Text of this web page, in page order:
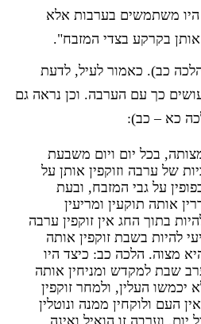
משתמשים בערבות אלא
בקרקע בצדי המזבח".
כב). כאמור לעיל, לדעת
כך עם הערבה. וכן נראה גם
כא – כב):
בכל יום ויום משבעת
של ערבה וזוקפין אותן על
על גבי המזבח, ובעת
אותה תוקעין ומריעין
בתוך החג אין זוקפין ערבה
להיות בשבת זוקפין אותה
מצוה. הלכה כב: כיצד היו
שבת למקדש ומניחין אותה
יכמשו העלין, ולמחר זוקפין
העם ולוקחין ממנה ונוטלין
וערבה זו הואיל ואינה